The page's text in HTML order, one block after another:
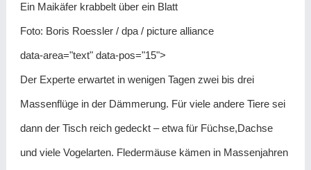
Ein Maikäfer krabbelt über ein Blatt
Foto: Boris Roessler / dpa / picture alliance
data-area="text" data-pos="15">
Der Experte erwartet in wenigen Tagen zwei bis drei
Massenflüge in der Dämmerung. Für viele andere Tiere sei
dann der Tisch reich gedeckt – etwa für Füchse,Dachse
und viele Vogelarten. Fledermäuse kämen in Massenjahren